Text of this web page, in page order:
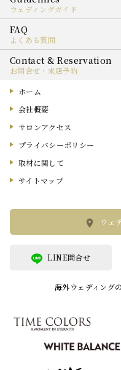
ウェディングガイド
よくある質問
お問合せ・来店予約
ホーム
会社概要
サロンアクセス
プライバシーポリシー
取材に関して
サイトマップ
ウェ
LINE問合せ
海外ウェディング